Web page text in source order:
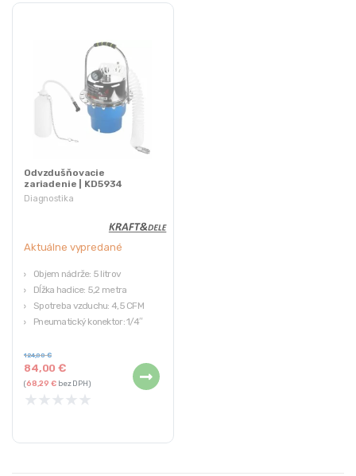
Diagnostika
Odvzdušňovacie
zariadenie | KD5934
Aktuálne vypredané
Objem nádrže: 5 litrov
Dĺžka hadice: 5,2 metra
Spotreba vzduchu: 4,5 CFM
Pneumatický konektor: 1/4″
84,00€
124,00€
(68,29€bez DPH)
★ ★ ★ ★ ★